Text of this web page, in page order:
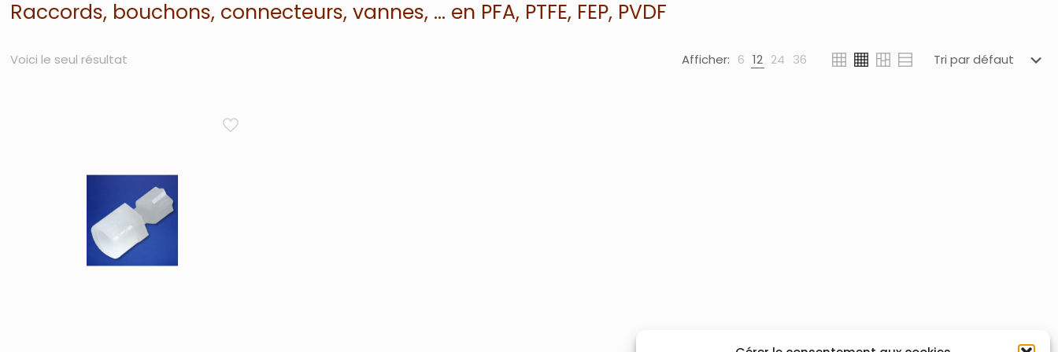
Raccords, bouchons, connecteurs, vannes, … en PFA, PTFE, FEP, PVDF
Voici le seul résultat Afficher: 6 12 24 36